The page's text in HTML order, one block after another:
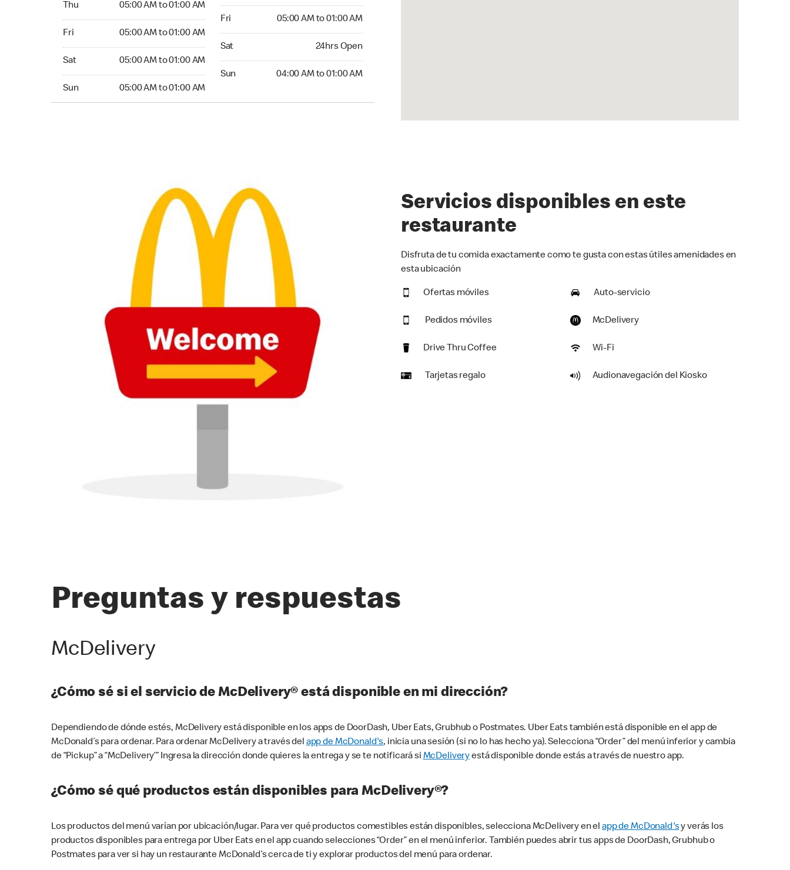
Thu 05:00 AM to 01:00 AM
Fri 05:00 AM to 01:00 AM
Sat 05:00 AM to 01:00 AM
Sun 05:00 AM to 01:00 AM
Fri 05:00 AM to 01:00 AM
Sat 24hrs Open
Sun 04:00 AM to 01:00 AM
Servicios disponibles en este
restaurante
Disfruta de tu comida exactamente como te gusta con estas útiles amenidades en
esta ubicación
Ofertas móviles Auto-servicio
Pedidos móviles McDelivery
Drive Thru Coffee Wi-Fi
Tarjetas regalo Audionavegación del Kiosko
Preguntas y respuestas
McDelivery
¿Cómo sé si el servicio de McDelivery® está disponible en mi dirección?
Dependiendo de dónde estés, McDelivery está disponible en los apps de DoorDash, Uber Eats, Grubhub o Postmates. Uber Eats también está disponible en el app de
McDonald’s para ordenar. Para ordenar McDelivery a través del app de McDonald's, inicia una sesión (si no lo has hecho ya). Selecciona “Order” del menú inferior y cambia
de “Pickup” a “McDelivery’” Ingresa la dirección donde quieres la entrega y se te notificará si McDeliveryestá disponible donde estás a través de nuestro app.
¿Cómo sé qué productos están disponibles para McDelivery®?
Los productos del menú varían por ubicación/lugar. Para ver qué productos comestibles están disponibles, selecciona McDelivery en elapp de McDonald'sy verás los
productos disponibles para entrega por Uber Eats en el app cuando selecciones “Order” en el menú inferior. También puedes abrir tus apps de DoorDash, Grubhub o
Postmates para ver si hay un restaurante McDonald’s cerca de ti y explorar productos del menú para ordenar.